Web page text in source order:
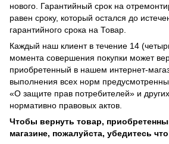
нового. Гарантийный срок на
равен сроку, который остался до
гарантийного срока на Товар.
Каждый наш клиент в течение 14
момента совершения покупки может
приобретенный в нашем интернет-
выполнения всех норм
«О защите прав потребителей» и
нормативно правовых актов.
Чтобы вернуть товар,
магазине, пожалуйста, убедитесь